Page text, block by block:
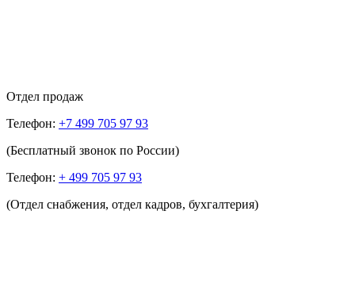
Отдел продаж
Телефон: +7 499 705 97 93
(Бесплатный звонок по России)
Телефон: + 499 705 97 93
(Отдел снабжения, отдел кадров, бухгалтерия)